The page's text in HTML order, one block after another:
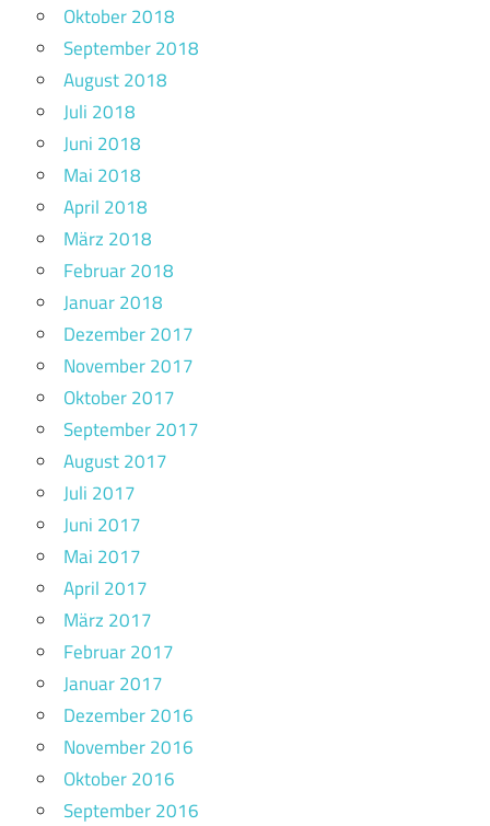
Oktober 2018
September 2018
August 2018
Juli 2018
Juni 2018
Mai 2018
April 2018
März 2018
Februar 2018
Januar 2018
Dezember 2017
November 2017
Oktober 2017
September 2017
August 2017
Juli 2017
Juni 2017
Mai 2017
April 2017
März 2017
Februar 2017
Januar 2017
Dezember 2016
November 2016
Oktober 2016
September 2016